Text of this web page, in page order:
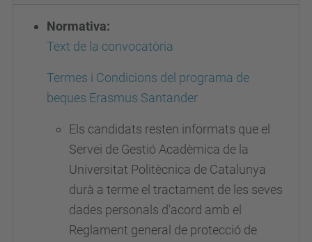
Normativa:
Text de la convocatòria
Termes i Condicions del programa de
beques Erasmus Santander
Els candidats resten informats que el
Servei de Gestió Acadèmica de la
Universitat Politècnica de Catalunya
durà a terme el tractament de les seves
dades personals d'acord amb el
Reglament general de protecció de